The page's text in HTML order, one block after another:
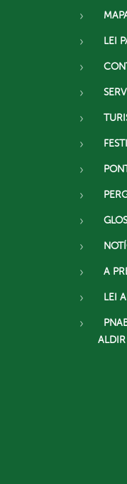
LEI
A
LEI